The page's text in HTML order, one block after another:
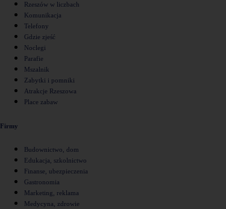
Rzeszów w liczbach
Komunikacja
Telefony
Gdzie zjeść
Noclegi
Parafie
Mszalnik
Zabytki i pomniki
Atrakcje Rzeszowa
Place zabaw
Firmy
Budownictwo, dom
Edukacja, szkolnictwo
Finanse, ubezpieczenia
Gastronomia
Marketing, reklama
Medycyna, zdrowie